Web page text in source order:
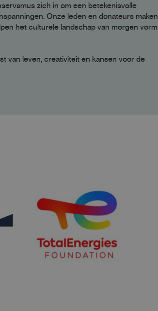
zich in om een betekenisvolle
Onze leden en donateurs maken
het culturele landschap van morgen vorm
van leven, creativiteit en kansen voor de